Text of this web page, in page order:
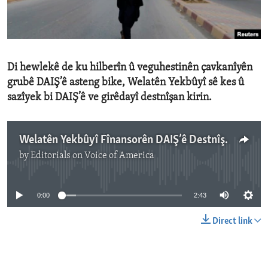
ENVIRONMENT AND HEALTH
IDEALS AND INSTITUTIONS
Di hewlekê de ku hilberîn û veguhestinên çavkanîyên
grubê DAIŞ’ê asteng bike, Welatên Yekbûyî sê kes û
sazîyek bi DAIŞ’ê ve girêdayî destnîşan kirin.
Welatên Yekbûyî Fînansorên DAIŞ’ê Destnîşan Dike
byEditorials on Voice of America
0:00 2:43
Direct link